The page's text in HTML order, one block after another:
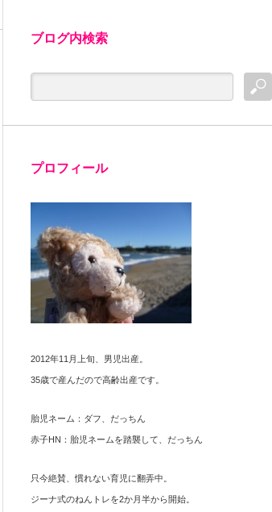
ブログ内検索
プロフィール
2012年11月上旬、男児出産。
35歳で産んだので高齢出産です。
胎児ネーム：ダフ、だっちん
赤子HN：胎児ネームを踏襲して、だっちん
只今絶賛、慣れない育児に翻弄中。
ジーナ式のねんトレを2か月半から開始。